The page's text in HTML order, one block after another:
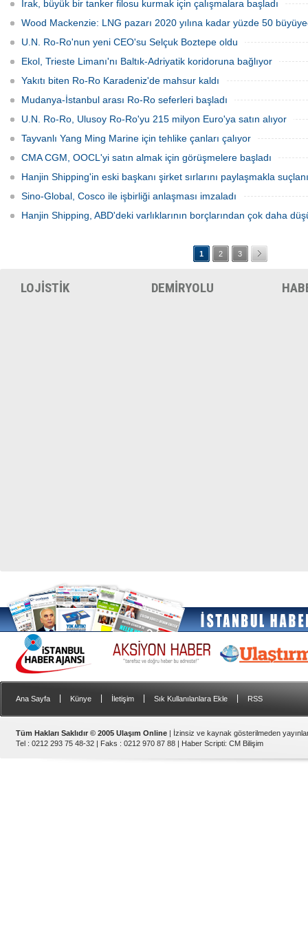
Irak, büyük bir tanker filosu kurmak için çalışmalara başladı
Wood Mackenzie: LNG pazarı 2020 yılına kadar yüzde 50
U.N. Ro-Ro'nun yeni CEO'su Selçuk Boztepe oldu
Ekol, Trieste Limanı'nı Baltık-Adriyatik koridoruna bağlıyor
Yakıtı biten Ro-Ro Karadeniz'de mahsur kaldı
Mudanya-İstanbul arası Ro-Ro seferleri başladı
U.N. Ro-Ro, Ulusoy Ro-Ro'yu 215 milyon Euro'ya satın alıyor
Tayvanlı Yang Ming Marine için tehlike çanları çalıyor
CMA CGM, OOCL'yi satın almak için görüşmelere başladı
Hanjin Shipping'in eski başkanı şirket sırlarını paylaşmakla
Sino-Global, Cosco ile işbirliği anlaşması imzaladı
Hanjin Shipping, ABD'deki varlıklarının borçlarından çok daha
1 2 3
LOJİSTİK DEMİRYOLU
Ana Sayfa Künye İletişim Sık Kullanılanlara Ekle RSS
Tüm Hakları Saklıdır © 2005 Ulaşım Online | İzinsiz ve kaynak gösterilmeden
Tel : 0212 293 75 48-32 | Faks : 0212 970 87 88 | Haber Scripti: CM Bilişim